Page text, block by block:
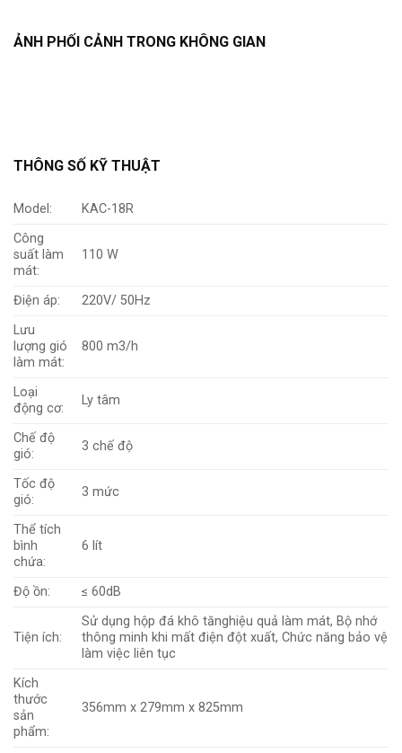
ẢNH PHỐI CẢNH TRONG KHÔNG GIAN
THÔNG SỐ KỸ THUẬT
Model:
KAC-18R
Công
suất làm
mát:
110 W
Điện áp:
220V/ 50Hz
Lưu
lượng gió
làm mát:
800 m3/h
Loại
động cơ:
Ly tâm
Chế độ
gió:
3 chế độ
Tốc độ
gió:
3 mức
Thể tích
bình
chứa:
6 lít
Độ ồn: ≤ 60dB
Tiện ích:
Sử dụng hộp đá khô tănghiệu quả làm mát, Bộ nhớ
thông minh khi mất điện đột xuất, Chức năng bảo vệ
làm việc liên tục
Kích
thước
sản
phẩm:
356mm x 279mm x 825mm